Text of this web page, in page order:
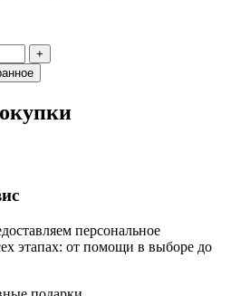
+
персональное
этапах: от помощи в выборе до